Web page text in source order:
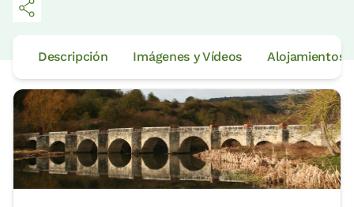
Descripción Imágenes y Vídeos Alojamientos